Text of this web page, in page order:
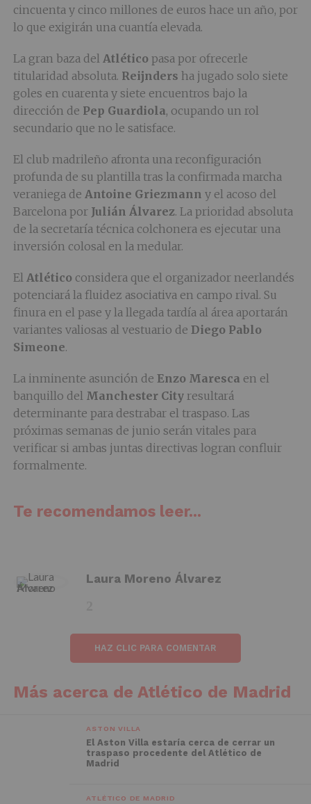
cincuenta y cinco millones de euros hace un año, por
lo que exigirán una cuantía elevada.
La gran baza del Atléticopasa por ofrecerle
titularidad absoluta. Reijnders ha jugado solo siete
goles en cuarenta y siete encuentros bajo la
dirección de Pep Guardiola, ocupando un rol
secundario que no le satisface.
El club madrileño afronta una reconfiguración
profunda de su plantilla tras la confirmada marcha
veraniega de Antoine Griezmann y el acoso del
Barcelona por Julián Álvarez. La prioridad absoluta
de la secretaría técnica colchonera es ejecutar una
inversión colosal en la medular.
El Atléticoconsidera que el organizador neerlandés
potenciará la fluidez asociativa en campo rival. Su
finura en el pase y la llegada tardía al área aportarán
variantes valiosas al vestuario de Diego Pablo
Simeone.
La inminente asunción de Enzo Maresca en el
banquillo del Manchester Cityresultará
determinante para destrabar el traspaso. Las
próximas semanas de junio serán vitales para
verificar si ambas juntas directivas logran confluir
formalmente.
Te recomendamos leer...
Laura Moreno Álvarez
HAZ CLIC PARA COMENTAR
Más acerca de Atlético de Madrid
ASTON VILLA
El Aston Villa estaría cerca de cerrar un
traspaso procedente del Atlético de
Madrid
ATLÉTICO DE MADRID